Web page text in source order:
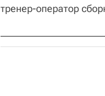
тренер-оператор